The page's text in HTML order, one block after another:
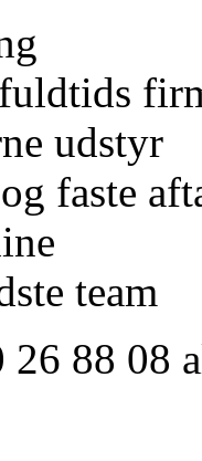
udstyr
faste
team
88 08